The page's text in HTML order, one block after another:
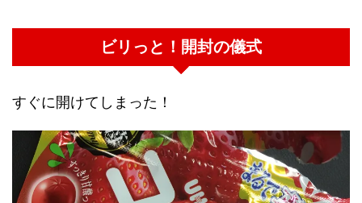
ビリっと！開封の儀式
すぐに開けてしまった！